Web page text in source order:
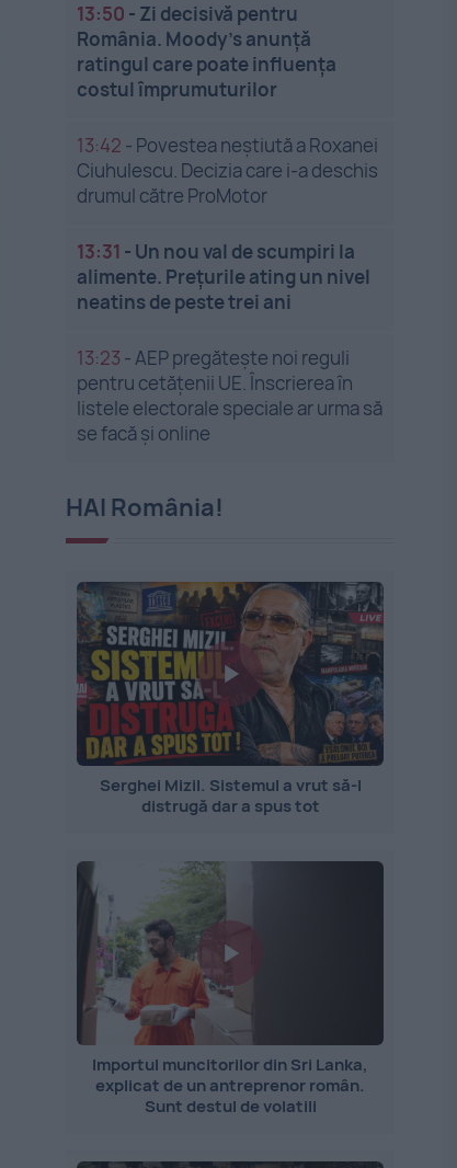
13:50 - Zi decisivă pentru
România. Moody’s anunță
ratingul care poate influența
costul împrumuturilor
13:42 - Povestea neștiută a Roxanei
Ciuhulescu. Decizia care i-a deschis
drumul către ProMotor
13:31 - Un nou val de scumpiri la
alimente. Prețurile ating un nivel
neatins de peste trei ani
13:23 -AEP pregătește noi reguli
pentru cetățenii UE. Înscrierea în
listele electorale speciale ar urma să
se facă și online
HAI România!
Serghei Mizil. Sistemul a vrut să-l
distrugă dar a spus tot
Importul muncitorilor din Sri Lanka,
explicat de un antreprenor român.
Sunt destul de volatili